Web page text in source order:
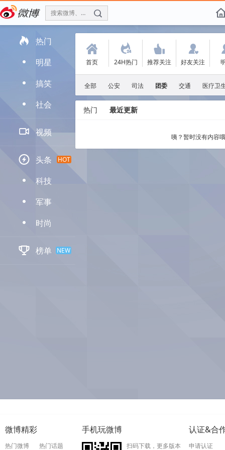
搜索微博、找人 f
 热门
D 明星
D 搞笑
D 社会
 视频
 头条 HOT
D 科技
D 军事
D 时尚
 榜单 NEW
(
首页
.
24H热门
'
推荐关注
:
好友关注
全部 公安 司法 团委 交通 医疗卫
热门 最近更新
咦？暂时没有内容
微博精彩
热门微博 热门话题
手机玩微博
扫码下载，更多版本
认证&合
申请认证